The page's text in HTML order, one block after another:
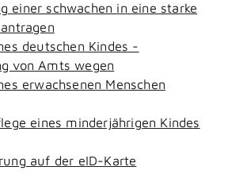
einer schwachen in eine starke
deutschen Kindes -
von Amts wegen
erwachsenen Menschen
eines minderjährigen Kindes
auf der eID-Karte